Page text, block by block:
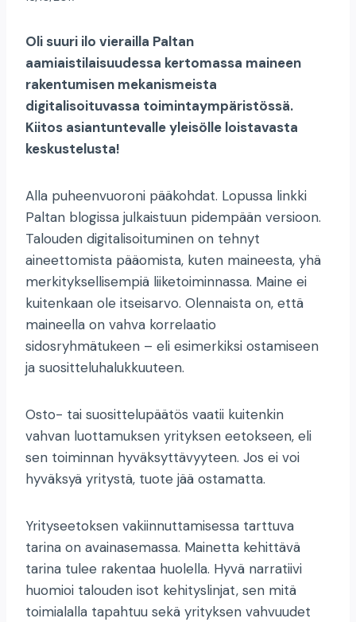
Oli suuri ilo vierailla Paltan
aamiaistilaisuudessa kertomassa maineen
rakentumisen mekanismeista
digitalisoituvassa toimintaympäristössä.
Kiitos asiantuntevalle yleisölle loistavasta
keskustelusta!
Alla puheenvuoroni pääkohdat. Lopussa linkki
Paltan blogissa julkaistuun pidempään versioon.
Talouden digitalisoituminen on tehnyt
aineettomista pääomista, kuten maineesta, yhä
merkityksellisempiä liiketoiminnassa. Maine ei
kuitenkaan ole itseisarvo. Olennaista on, että
maineella on vahva korrelaatio
sidosryhmätukeen – eli esimerkiksi ostamiseen
ja suositteluhalukkuuteen.
Osto- tai suosittelupäätös vaatii kuitenkin
vahvan luottamuksen yrityksen eetokseen, eli
sen toiminnan hyväksyttävyyteen. Jos ei voi
hyväksyä yritystä, tuote jää ostamatta.
Yrityseetoksen vakiinnuttamisessa tarttuva
tarina on avainasemassa. Mainetta kehittävä
tarina tulee rakentaa huolella. Hyvä narratiivi
huomioi talouden isot kehityslinjat, sen mitä
toimialalla tapahtuu sekä yrityksen vahvuudet